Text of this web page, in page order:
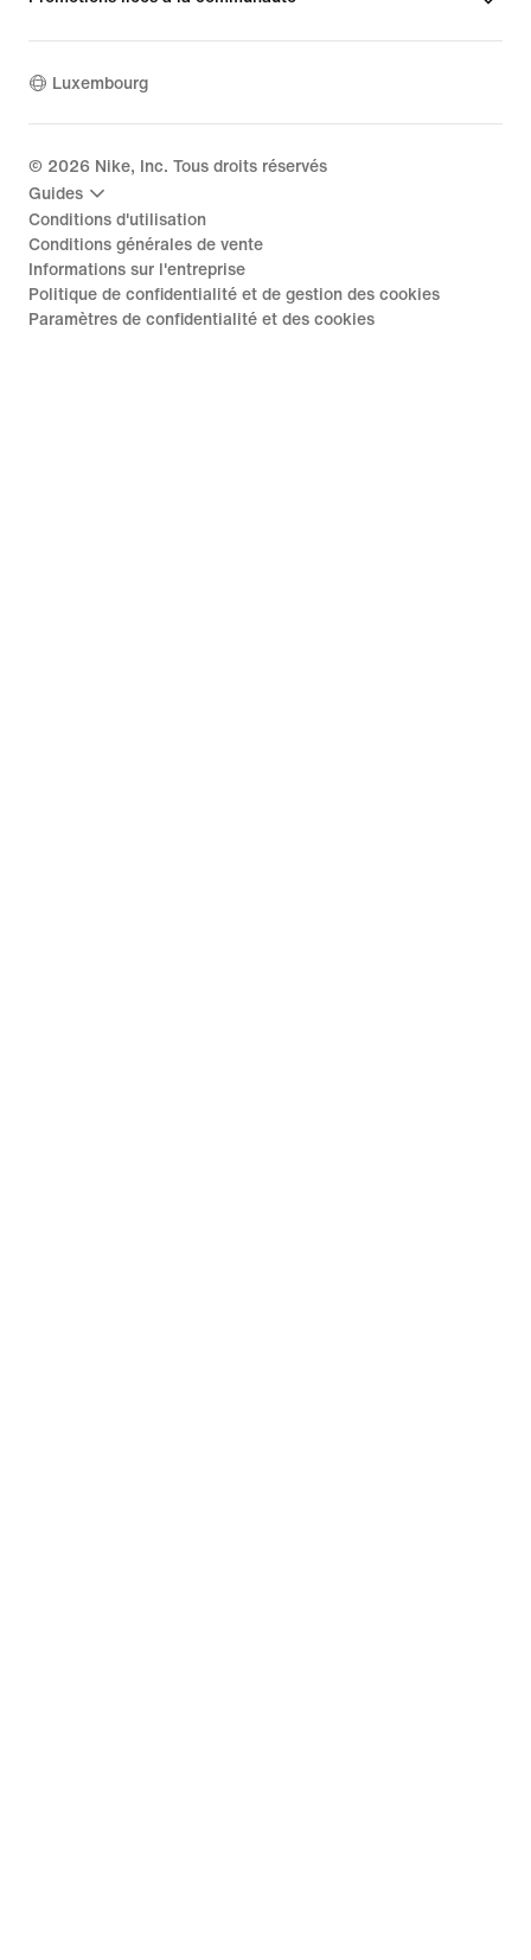
Luxembourg
© 2026 Nike, Inc. Tous droits réservés
Guides
Conditions d'utilisation
Conditions générales de vente
Informations sur l'entreprise
Politique de confidentialité et de gestion des cookies
Paramètres de confidentialité et des cookies